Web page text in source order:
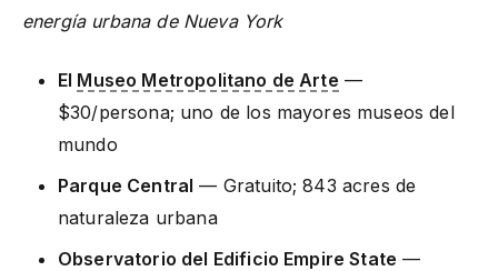
energía urbana de Nueva York
El Museo Metropolitano de Arte —
$30/persona; uno de los mayores museos del
mundo
Parque Central — Gratuito; 843 acres de
naturaleza urbana
Observatorio del Edificio Empire State —